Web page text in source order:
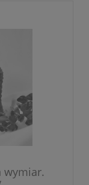
wymiar.